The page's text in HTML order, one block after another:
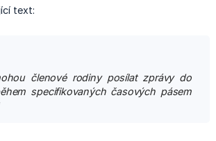
text:
členové rodiny posílat zprávy do
specifikovaných časových pásem